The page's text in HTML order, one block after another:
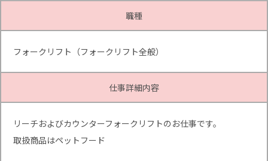
職種
フォークリフト（フォークリフト全般）
仕事詳細内容
リーチおよびカウンターフォークリフトのお仕事です。
取扱商品はペットフード